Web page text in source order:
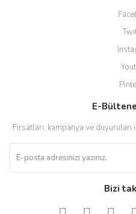
E-
Fırsatları, kampanya ve
Bizi